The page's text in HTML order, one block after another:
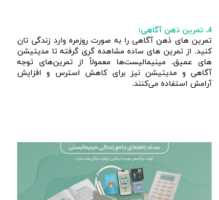
4. تمرین ذهن آگاهی:
تمرین های ذهن آگاهی را به صورت روزمره وارد زندگی تان
کنید. از تمرین های ساده مشاهده گری گرفته تا مدیتیشن
های عمیق. مینیمالیست‌ها معمولاً از تمرین‌های توجه
آگاهی و مدیتیشن نیز برای کاهش استرس و افزایش
آرامش استفاده می‌کنند.